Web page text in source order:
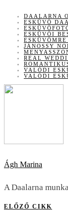
DAALARNA
ESKÜVŐ
ESKÜVŐI
JÁNOSSY
REAL
VALÓDI
VALÓDI
Ágh Marina
A Daalarna
ELŐZŐ CIKK